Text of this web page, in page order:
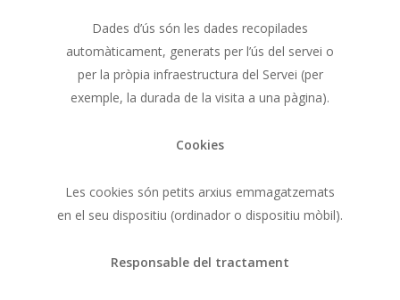
Dades d’ús són les dades recopilades
automàticament, generats per l’ús del servei o
per la pròpia infraestructura del Servei (per
exemple, la durada de la visita a una pàgina).
Cookies
Les cookies són petits arxius emmagatzemats
en el seu dispositiu (ordinador o dispositiu mòbil).
Responsable del tractament